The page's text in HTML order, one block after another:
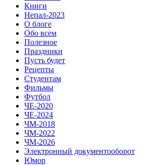
Книги
Непал-2023
О блоге
Обо всем
Полезное
Праздники
Пусть будет
Рецепты
Студентам
Фильмы
Футбол
ЧЕ-2020
ЧЕ-2024
ЧМ-2018
ЧМ-2022
ЧМ-2026
Электронный документооборот
Юмор